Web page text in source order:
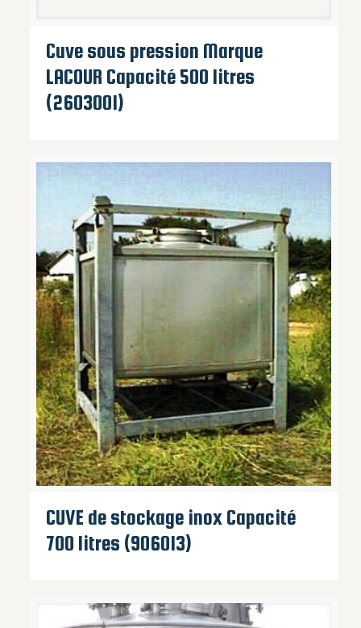
Cuve sous pression Marque
LACOUR Capacité 500 litres
(2603001)
CUVE de stockage inox Capacité
700 litres (906013)